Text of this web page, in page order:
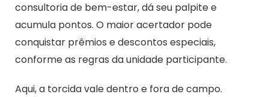
consultoria de bem-estar, dá seu palpite e
acumula pontos. O maior acertador pode
conquistar prêmios e descontos especiais,
conforme as regras da unidade participante.
Aqui, a torcida vale dentro e fora de campo.